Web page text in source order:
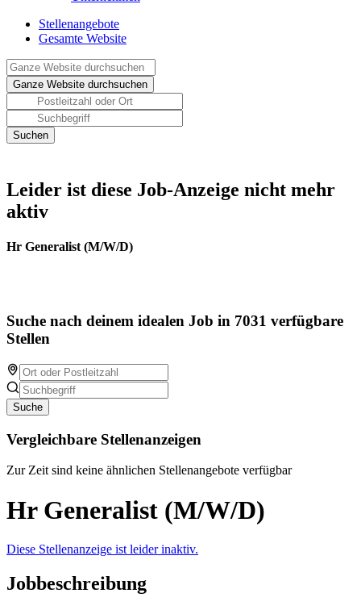
Stellenangebote
Gesamte Website
Leider ist diese Job-Anzeige nicht mehr
aktiv
Hr Generalist (M/W/D)
Suche nach deinem idealen Job in 7031 verfügbare
Stellen
Suche
Vergleichbare Stellenanzeigen
Zur Zeit sind keine ähnlichen Stellenangebote verfügbar
Hr Generalist (M/W/D)
Diese Stellenanzeige ist leider inaktiv.
Jobbeschreibung